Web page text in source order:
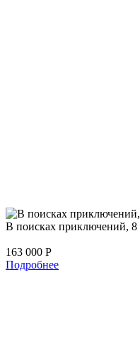
В поисках приключений, 8
163 000 Р
Подробнее